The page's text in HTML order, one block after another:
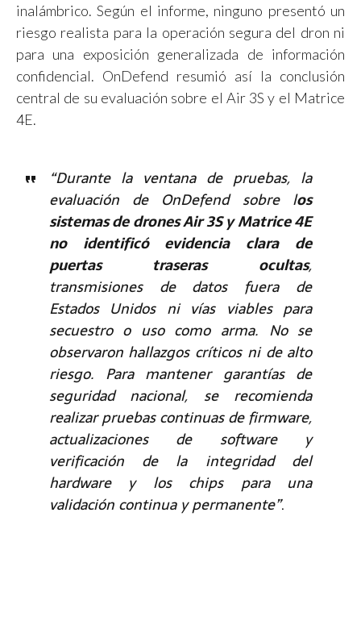
inalámbrico. Según el informe, ninguno presentó un
riesgo realista para la operación segura del dron ni
para una exposición generalizada de información
confidencial. OnDefend resumió así la conclusión
central de su evaluación sobre el Air 3S y el Matrice
4E.
“Durante la ventana de pruebas, la
evaluación de OnDefend sobre los
sistemas de drones Air 3S y Matrice 4E
no identificó evidencia clara de
puertas traseras ocultas,
transmisiones de datos fuera de
Estados Unidos ni vías viables para
secuestro o uso como arma. No se
observaron hallazgos críticos ni de alto
riesgo. Para mantener garantías de
seguridad nacional, se recomienda
realizar pruebas continuas de firmware,
actualizaciones de software y
verificación de la integridad del
hardware y los chips para una
validación continua y permanente”.